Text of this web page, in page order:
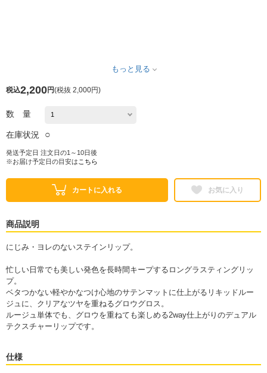
もっと見る
税込2,200円(税抜 2,000円)
数 量
在庫状況 ○
発送予定日 注文日の1～10日後
※お届け予定日の目安は こちら
カートに入れる お気に入り
商品説明
にじみ・ヨレのないステインリップ。
忙しい日常でも美しい発色を長時間キープするロングラスティングリッ
プ。
ベタつかない軽やかなつけ心地のサテンマットに仕上がるリキッドルー
ジュに、クリアなツヤを重ねるグロウグロス。
ルージュ単体でも、グロウを重ねても楽しめる2way仕上がりのデュアル
テクスチャーリップです。
仕様